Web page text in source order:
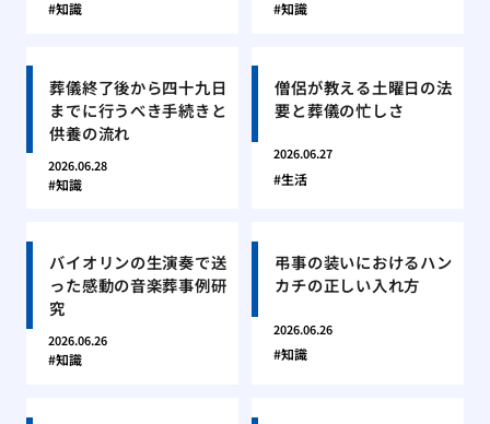
知識 知識
葬儀終了後から四十九日
までに行うべき手続きと
供養の流れ
2026.06.28
知識
僧侶が教える土曜日の法
要と葬儀の忙しさ
2026.06.27
生活
バイオリンの生演奏で送
った感動の音楽葬事例研
究
2026.06.26
知識
弔事の装いにおけるハン
カチの正しい入れ方
2026.06.26
知識